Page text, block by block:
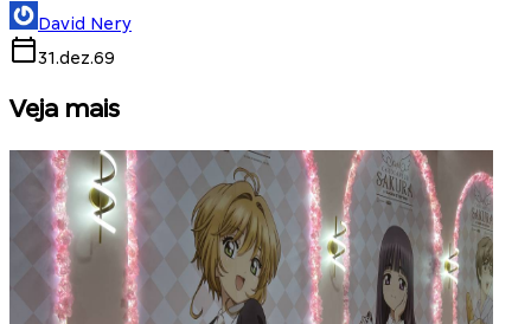
David Nery
31.dez.69
Veja mais